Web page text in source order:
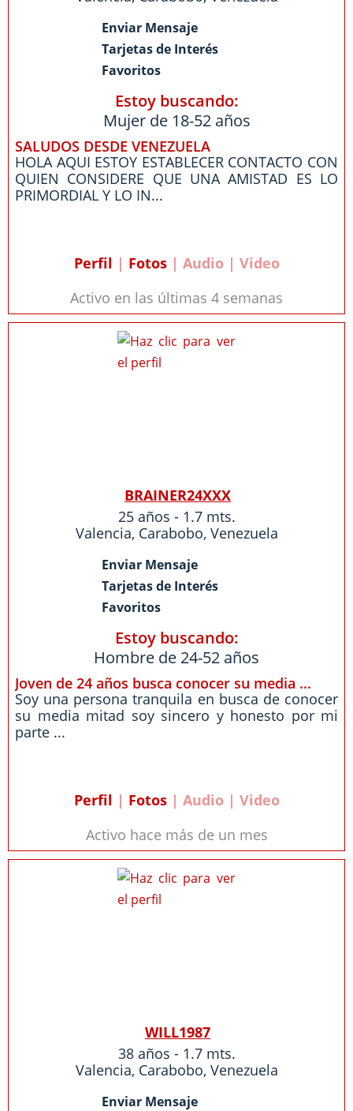
Enviar Mensaje
Tarjetas de Interés
Favoritos
Estoy buscando:
Mujer de 18-52 años
SALUDOS DESDE VENEZUELA
HOLA AQUI ESTOY ESTABLECER CONTACTO CON
QUIEN CONSIDERE QUE UNA AMISTAD ES LO
PRIMORDIAL Y LO IN...
Perfil | Fotos| Audio | Video
Activo en las últimas 4 semanas
BRAINER24XXX
25 años - 1.7 mts.
Valencia, Carabobo, Venezuela
Enviar Mensaje
Tarjetas de Interés
Favoritos
Estoy buscando:
Hombre de 24-52 años
Joven de 24 años busca conocer su media ...
Soy una persona tranquila en busca de conocer
su media mitad soy sincero y honesto por mi
parte ...
Perfil | Fotos| Audio | Video
Activo hace más de un mes
WILL1987
38 años - 1.7 mts.
Valencia, Carabobo, Venezuela
Enviar Mensaje